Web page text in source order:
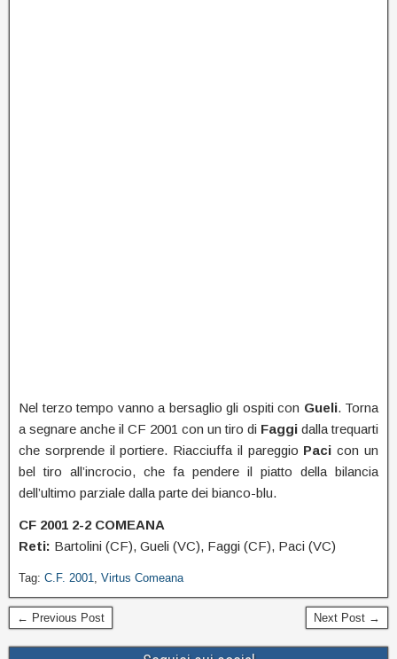
Nel terzo tempo vanno a bersaglio gli ospiti con Gueli. Torna
a segnare anche il CF 2001 con un tiro di Faggi dalla trequarti
che sorprende il portiere. Riacciuffa il pareggio Paci con un
bel tiro all’incrocio, che fa pendere il piatto della bilancia
dell’ultimo parziale dalla parte dei bianco-blu.
CF 2001 2-2 COMEANA
Reti: Bartolini (CF), Gueli (VC), Faggi (CF), Paci (VC)
Tag: C.F. 2001, Virtus Comeana
← Previous Post Next Post →